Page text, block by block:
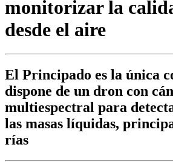
monitorizar la
desde el aire
El Principado es la única
dispone de un dron con
multiespectral para
las masas líquidas,
rías